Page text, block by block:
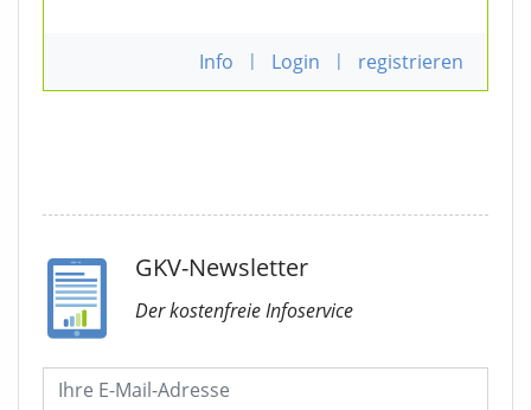
Info | Login | registrieren
GKV-Newsletter
Der kostenfreie Infoservice